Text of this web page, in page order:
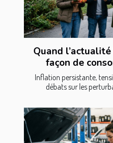
Quand
façon de
Inflation persistante,
débats sur les